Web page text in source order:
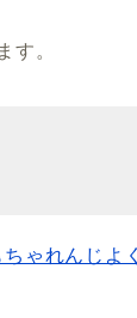
す。
ちゃれんじよ